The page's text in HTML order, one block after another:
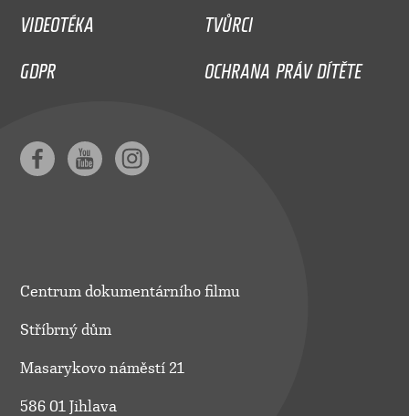
VIDEOTÉKA
TVŮRCI
GDPR
OCHRANA PRÁV DÍTĚTE
Centrum dokumentárního filmu
Stříbrný dům
Masarykovo náměstí 21
586 01 Jihlava